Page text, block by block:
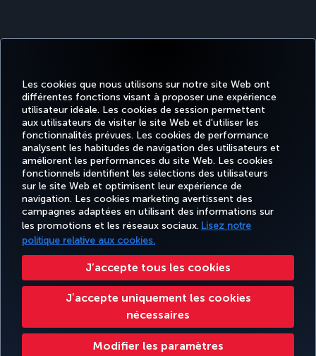
Les cookies que nous utilisons sur notre site Web ont
différentes fonctions visant à proposer une expérience
utilisateur idéale. Les cookies de session permettent
aux utilisateurs de visiter le site Web et d'utiliser les
fonctionnalités prévues. Les cookies de performance
analysent les habitudes de navigation des utilisateurs et
améliorent les performances du site Web. Les cookies
fonctionnels identifient les sélections des utilisateurs
sur le site Web et optimisent leur expérience de
navigation. Les cookies marketing avertissent des
campagnes adaptées en utilisant des informations sur
les promotions et les réseaux sociaux. Lisez notre
politique relative aux cookies.
J’accepte tous les cookies
Jʼaccepte uniquement les cookies
nécessaires
Modifier les paramètres
Facebook
TwitterInstagram
YouTubeLinkedIn
TiktokBlog
RÉSERVER
ET GÉRER
EXPÉRIENCE
OFFRES ET
DESTINATIONS
Confidentialité et cookies Mentions légales Droits des passagers
Modifier les paramètres des cookies. Droits des personnes concernées dans l’UE.
Turkish Airlines Copyright © 1996 - 2025